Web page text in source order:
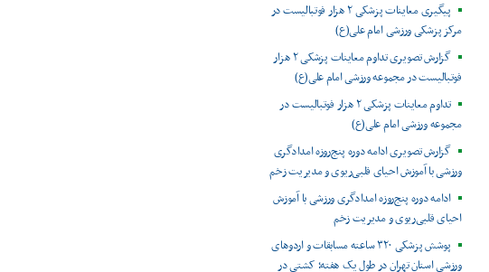
پیگیری معاینات پزشکی ۲ هزار فوتبالیست در
مرکز پزشکی ورزشی امام علی(ع)
گزارش تصویری تداوم معاینات پزشکی ۲ هزار
فوتبالیست در مجموعه ورزشی امام علی(ع)
تداوم معاینات پزشکی ۲ هزار فوتبالیست در
مجموعه ورزشی امام علی(ع)
گزارش تصویری ادامه دوره پنج‌روزه امدادگری
ورزشی با آموزش احیای قلبی‌ریوی و مدیریت زخم
ادامه دوره پنج‌روزه امدادگری ورزشی با آموزش
احیای قلبی‌ریوی و مدیریت زخم
پوشش پزشکی ۳۲۰ ساعته مسابقات و اردوهای
ورزشی استان تهران در طول یک هفته؛ کشتی در